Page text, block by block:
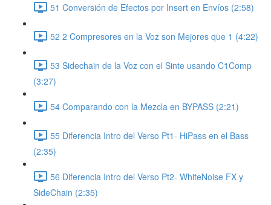
51 Conversión de Efectos por Insert en Envíos (2:58)
52 2 Compresores en la Voz son Mejores que 1 (4:22)
53 Sidechain de la Voz con el Sinte usando C1Comp
(3:27)
54 Comparando con la Mezcla en BYPASS (2:21)
55 Diferencia Intro del Verso Pt1- HiPass en el Bass
(2:35)
56 Diferencia Intro del Verso Pt2- WhiteNoise FX y
SideChain (2:35)